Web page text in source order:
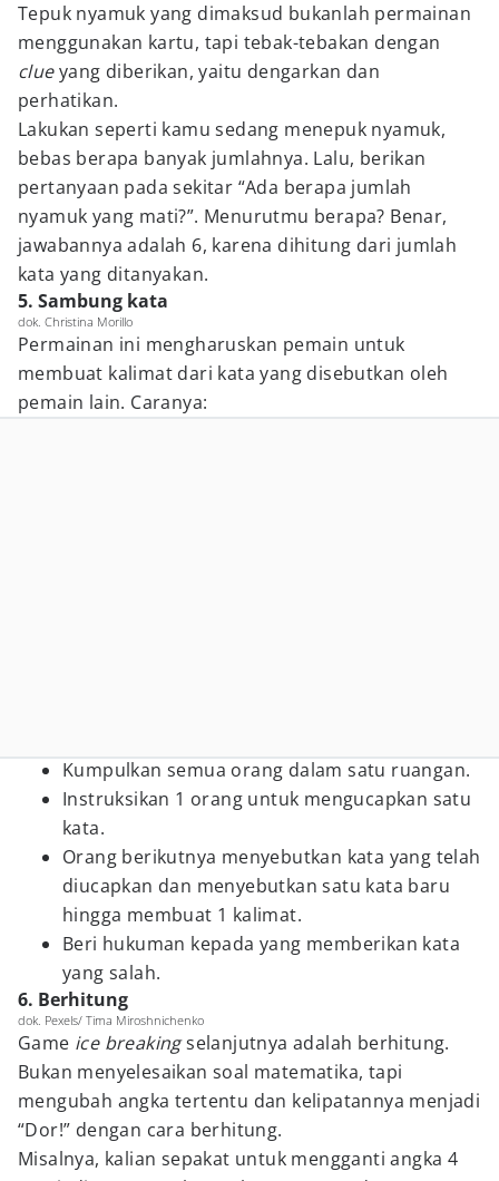
Tepuk nyamuk yang dimaksud bukanlah permainan
menggunakan kartu, tapi tebak-tebakan dengan
clueyang diberikan, yaitu dengarkan dan
perhatikan.
Lakukan seperti kamu sedang menepuk nyamuk,
bebas berapa banyak jumlahnya. Lalu, berikan
pertanyaan pada sekitar “Ada berapa jumlah
nyamuk yang mati?”. Menurutmu berapa? Benar,
jawabannya adalah 6, karena dihitung dari jumlah
kata yang ditanyakan.
5. Sambung kata
dok. Christina Morillo
Permainan ini mengharuskan pemain untuk
membuat kalimat dari kata yang disebutkan oleh
pemain lain. Caranya:
Kumpulkan semua orang dalam satu ruangan.
Instruksikan 1 orang untuk mengucapkan satu
kata.
Orang berikutnya menyebutkan kata yang telah
diucapkan dan menyebutkan satu kata baru
hingga membuat 1 kalimat.
Beri hukuman kepada yang memberikan kata
yang salah.
6. Berhitung
dok. Pexels/ Tima Miroshnichenko
Game ice breakingselanjutnya adalah berhitung.
Bukan menyelesaikan soal matematika, tapi
mengubah angka tertentu dan kelipatannya menjadi
“Dor!” dengan cara berhitung.
Misalnya, kalian sepakat untuk mengganti angka 4